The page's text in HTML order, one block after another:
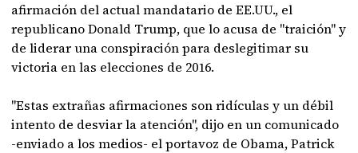
afirmación del actual mandatario de EE.UU., el
republicano Donald Trump, que lo acusa de "traición" y
de liderar una conspiración para deslegitimar su
victoria en las elecciones de 2016.
"Estas extrañas afirmaciones son ridículas y un débil
intento de desviar la atención", dijo en un comunicado
-enviado a los medios- el portavoz de Obama, Patrick